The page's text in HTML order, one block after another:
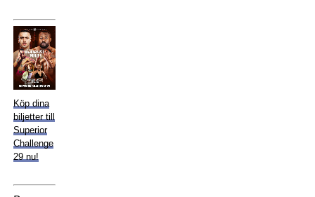
Köp dina
biljetter till
Superior
Challenge
29 nu!